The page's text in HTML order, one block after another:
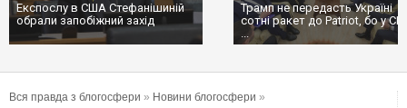
Експослу в США Стефанішиній
обрали запобіжний захід
Трамп не передасть Україні
сотні ракет до Patriot, бо у
...
Вся правда з блогосфери » Новини блогосфери »